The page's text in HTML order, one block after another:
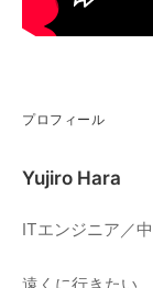
プロフィール
Yujiro Hara
ITエンジニア／